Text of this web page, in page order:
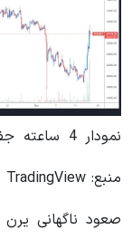
منبع: TradingView
صعود ناگهانی